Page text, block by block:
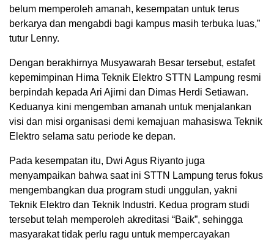
belum memperoleh amanah, kesempatan untuk terus
berkarya dan mengabdi bagi kampus masih terbuka luas,”
tutur Lenny.
Dengan berakhirnya Musyawarah Besar tersebut, estafet
kepemimpinan Hima Teknik Elektro STTN Lampung resmi
berpindah kepada Ari Ajirni dan Dimas Herdi Setiawan.
Keduanya kini mengemban amanah untuk menjalankan
visi dan misi organisasi demi kemajuan mahasiswa Teknik
Elektro selama satu periode ke depan.
Pada kesempatan itu, Dwi Agus Riyanto juga
menyampaikan bahwa saat ini STTN Lampung terus fokus
mengembangkan dua program studi unggulan, yakni
Teknik Elektro dan Teknik Industri. Kedua program studi
tersebut telah memperoleh akreditasi “Baik”, sehingga
masyarakat tidak perlu ragu untuk mempercayakan